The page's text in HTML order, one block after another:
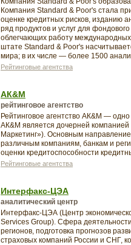
Компания Standard & Poor's стала
оценке кредитных рисков, изданию
ряд продуктов и услуг для
облегчающих работу
штате Standard & Poor's
мира; в их числе — более 1500
Рейтинговые агентства
АК&М
рейтинговое агентство
Рейтинговое агентство АК&М —
АК&М является дочерней
Маркетинг»). Основным
различным компаниям, банкам и
оценки кредитоспособности
Рейтинговые агентства
Интерфакс-ЦЭА
аналитический центр
Интерфакс-ЦЭА (Центр
Services Group). Сфера
регионов, подготовка прогнозов
страховых компаний России и СНГ,